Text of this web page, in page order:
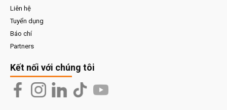
Liên hệ
Tuyển dụng
Báo chí
Partners
Kết nối với chúng tôi